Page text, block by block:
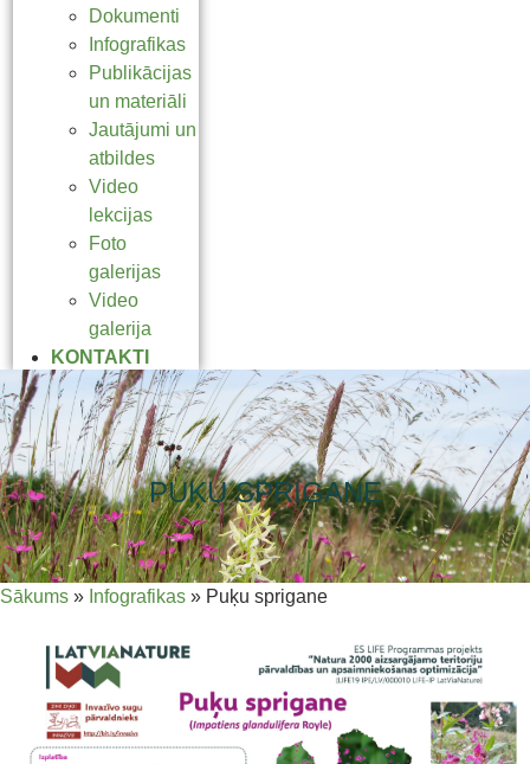
Dokumenti
Infografikas
Publikācijas
un materiāli
Jautājumi un
atbildes
Video
lekcijas
Foto
galerijas
Video
galerija
KONTAKTI
PUĶU SPRIGANE
Sākums » Infografikas » Puķu sprigane